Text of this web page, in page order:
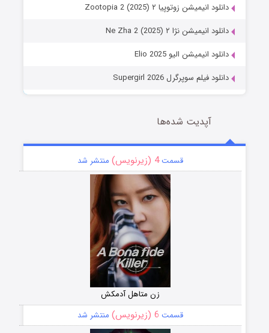
دانلود انیمیشن زوتوپیا ۲ Zootopia 2 (2025)
دانلود انیمیشن نژا ۲ Ne Zha 2 (2025)
دانلود انیمیشن الیو Elio 2025
دانلود فیلم سوپرگرل Supergirl 2026
آپدیت شده‌ها
قسمت4 (زیرنویس) منتشر شد
زن متاهل آدمکش
قسمت 6 (زیرنویس) منتشر شد